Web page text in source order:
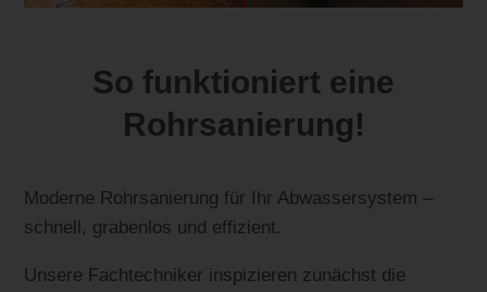
So funktioniert eine
Rohrsanierung!
Moderne Rohrsanierung für Ihr Abwassersystem –
schnell, grabenlos und effizient.
Unsere Fachtechniker inspizieren zunächst die